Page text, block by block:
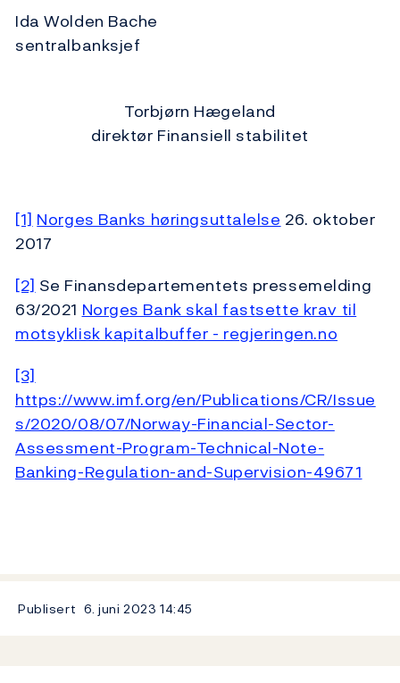
Ida Wolden Bache
sentralbanksjef
Torbjørn Hægeland
direktør Finansiell stabilitet
[1] Norges Banks høringsuttalelse 26. oktober
2017
[2] Se Finansdepartementets pressemelding
63/2021 Norges Bank skal fastsette krav til
motsyklisk kapitalbuffer - regjeringen.no
[3]
https://www.imf.org/en/Publications/CR/Issue
s/2020/08/07/Norway-Financial-Sector-
Assessment-Program-Technical-Note-
Banking-Regulation-and-Supervision-49671
Publisert 6. juni 2023 14:45